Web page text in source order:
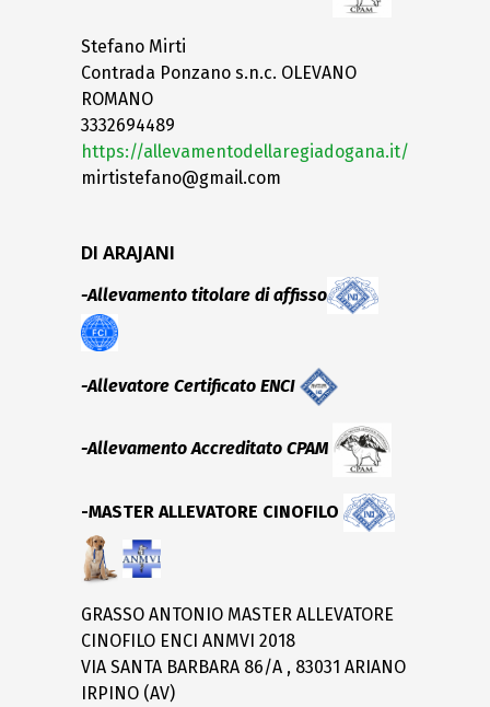
Stefano Mirti
Contrada Ponzano s.n.c. OLEVANO
ROMANO
3332694489
https://allevamentodellaregiadogana.it/
mirtistefano@gmail.com
DI ARAJANI
-Allevamento titolare di affisso
-Allevatore Certificato ENCI
-Allevamento Accreditato CPAM
-MASTER ALLEVATORE CINOFILO
GRASSO ANTONIO MASTER ALLEVATORE
CINOFILO ENCI ANMVI 2018
VIA SANTA BARBARA 86/A , 83031 ARIANO
IRPINO (AV)